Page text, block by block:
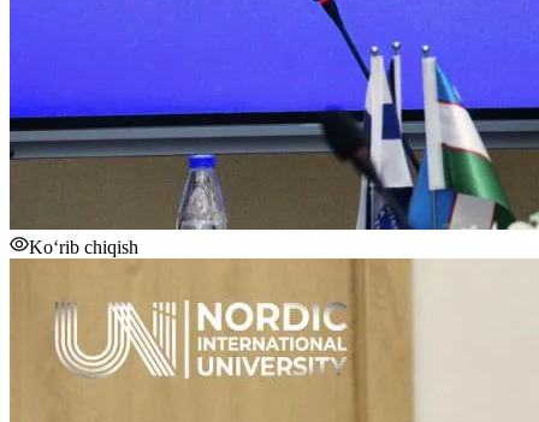
Ko‘rib chiqish